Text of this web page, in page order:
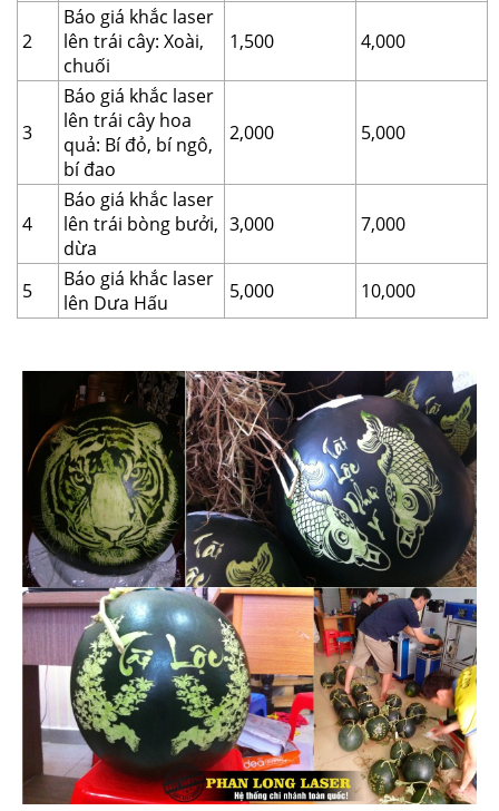
2
Báo giá khắc laser
lên trái cây: Xoài,
chuối
1,500 4,000
3
Báo giá khắc laser
lên trái cây hoa
quả: Bí đỏ, bí ngô,
bí đao
2,000 5,000
4
Báo giá khắc laser
lên trái bòng bưởi,
dừa
3,000 7,000
5
Báo giá khắc laser
lên Dưa Hấu
5,000 10,000